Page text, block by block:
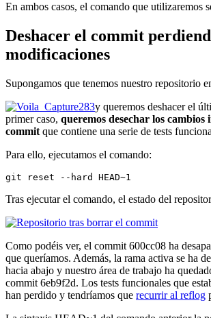
En ambos casos, el comando que utilizaremos
Deshacer el commit
modificaciones
Supongamos que tenemos nuestro repositorio
y queremos deshacer el
primer caso, queremos desechar los cambios
commit que contiene una serie de tests
Para ello, ejecutamos el comando:
git reset --hard HEAD~1
Tras ejecutar el comando, el estado del
Como podéis ver, el commit 600cc08 ha
que queríamos. Además, la rama activa se ha
hacia abajo y nuestro área de trabajo ha
commit 6eb9f2d. Los tests funcionales que
han perdido y tendríamos que recurrir al reflog